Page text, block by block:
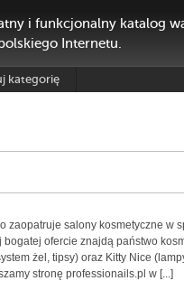
i funkcjonalny katalog
Internetu.
kategorię
zaopatruje salony kosmetyczne w
ofercie znajdą państwo
żel, tipsy) oraz Kitty Nice
stronę professionails.pl w [...]